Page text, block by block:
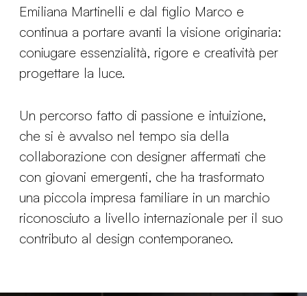
Emiliana Martinelli e dal figlio Marco e
continua a portare avanti la visione originaria:
coniugare essenzialità, rigore e creatività per
progettare la luce.
Un percorso fatto di passione e intuizione,
che si è avvalso nel tempo sia della
collaborazione con designer affermati che
con giovani emergenti, che ha trasformato
una piccola impresa familiare in un marchio
riconosciuto a livello internazionale per il suo
contributo al design contemporaneo.